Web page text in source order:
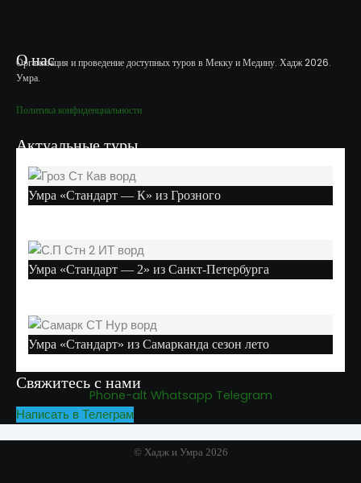
О нас
Организация и проведение доступных туров в Мекку и Медину. Хадж 2026.
Умра.
Политика конфиденциальности
Актуальные туры
Умра «Стандарт — К» из Грозного
Умра «Стандарт — 2» из Санкт-Петербурга
Умра «Стандарт» из Самарканда сезон лето
Свяжитесь с нами
Phone-alt Whatsapp Telegram
Написать в Телеграм
© Хадж и Умра 2026